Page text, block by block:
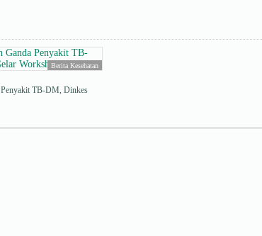
Berita Kesehatan
Penyakit TB-DM, Dinkes